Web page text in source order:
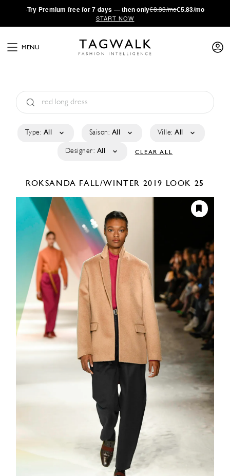
·Try Premium free for 7 days — then only€8.33/mo€5.83/mo
START NOW
MENU
Type: All Saison: All Ville: All
Designer: All CLEAR ALL
ROKSANDA FALL/WINTER 2019 LOOK 25